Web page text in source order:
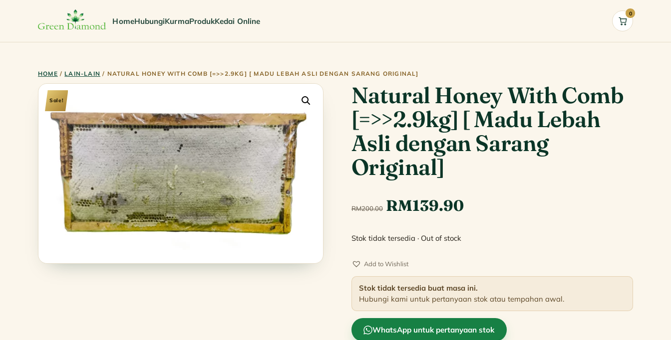
HomeHubungiKurmaProdukKedai Online
Cart
0
HOME / LAIN-LAIN / NATURAL HONEY WITH COMB [=>>2.9KG] [ MADU LEBAH ASLI DENGAN SARANG ORIGINAL]
Sale!
Natural Honey With Comb
[=>>2.9kg] [ Madu Lebah
Asli dengan Sarang
Original]
RM200.00 Original
RM200.00.
RM139.90Current
RM139.90.
Stok tidak tersedia · Out of stock
Add to Wishlist
Stok tidak tersedia buat masa ini.
Hubungi kami untuk pertanyaan stok atau tempahan awal.
WhatsApp untuk pertanyaan stok